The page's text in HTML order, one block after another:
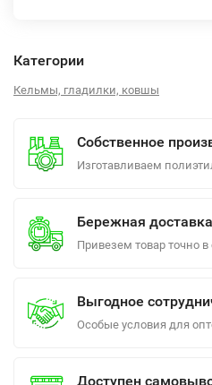
Категории
Кельмы, гладилки, ковшы
Собственное
Изготавливаем
Бережная доставка
Привезем товар точно в
Выгодное
Особые условия для
Доступен